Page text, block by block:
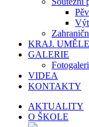
KRAJ.
GALERIE
VIDEA
KONTAKTY
AKTUALITY
O ŠKOLE